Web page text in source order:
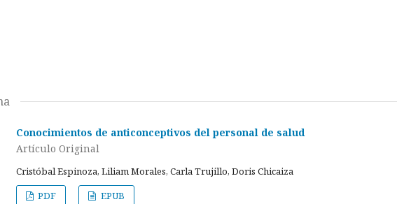
Conocimientos de anticonceptivos del personal de salud
Artículo Original
Cristóbal Espinoza, Liliam Morales, Carla Trujillo, Doris Chicaiza
PDF
EPUB